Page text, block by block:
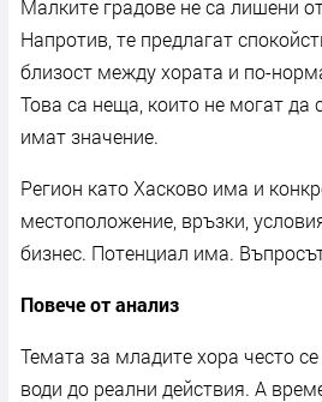
Малките градове не са лишени
Напротив, те предлагат
близост между хората и по-
Това са неща, които не могат да
имат значение.
Регион като Хасково има и
местоположение, връзки,
бизнес. Потенциал има.
Повече от анализ
Темата за младите хора често
води до реални действия. А